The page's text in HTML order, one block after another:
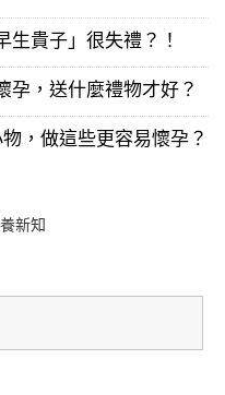
生貴子」很失禮？！
孕，送什麼禮物才好？
，做這些更容易懷孕？
新知